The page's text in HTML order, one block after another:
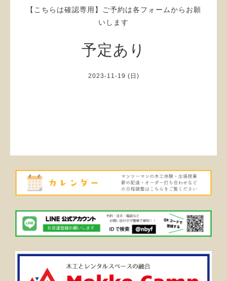
【こちらは確認専用】ご予約は各フォームからお願
いします
予定あり
2023-11-19 (日)